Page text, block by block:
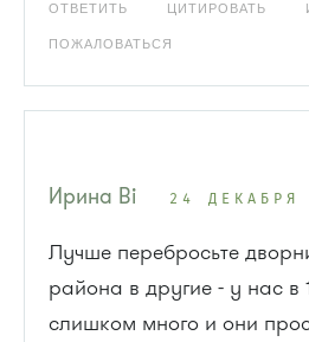
ОТВЕТИТЬ ЦИТИРОВАТЬ
ПОЖАЛОВАТЬСЯ
Ирина Bi 24 ДЕКАБРЯ
Лучше перебросьте
района в другие - у нас в
слишком много и они